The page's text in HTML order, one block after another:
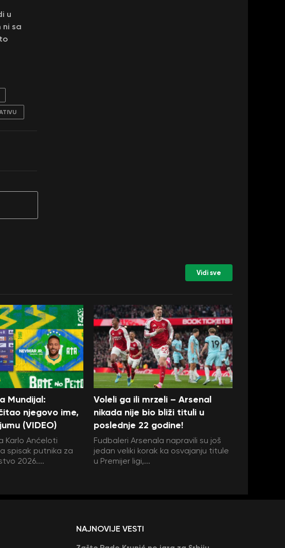
u
ni sa
Vidi sve
Mundijal:
njegovo ime,
(VIDEO)
Karlo Anćeloti
spisak putnika za
2026....
Voleli ga ili mrzeli – Arsenal
nikada nije bio bliži tituli u
poslednje 22 godine!
Fudbaleri Arsenala napravili su još
jedan veliki korak ka osvajanju titule
u Premijer ligi,...
NAJNOVIJE VESTI